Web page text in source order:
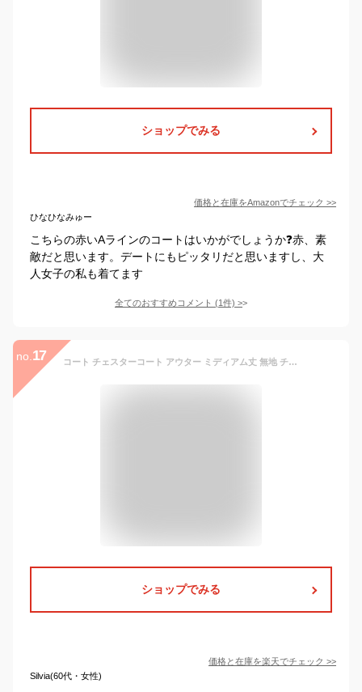
ショップでみる
価格と在庫をAmazonでチェック >>
ひなひなみゅー
こちらの赤いAラインのコートはいかがでしょうか❓赤、素
敵だと思います。デートにもピッタリだと思いますし、大
人女子の私も着てます
全てのおすすめコメント (1件) >
no. 17 コート チェスターコート アウター ミディアム丈 無地 チェック シングルボタン Aライン 秋冬 あったかい エレガント フェミニン 通勤 お出かけ 普段着 OU-092YK
ショップでみる
価格と在庫を楽天でチェック >>
Silvia(60代・女性)